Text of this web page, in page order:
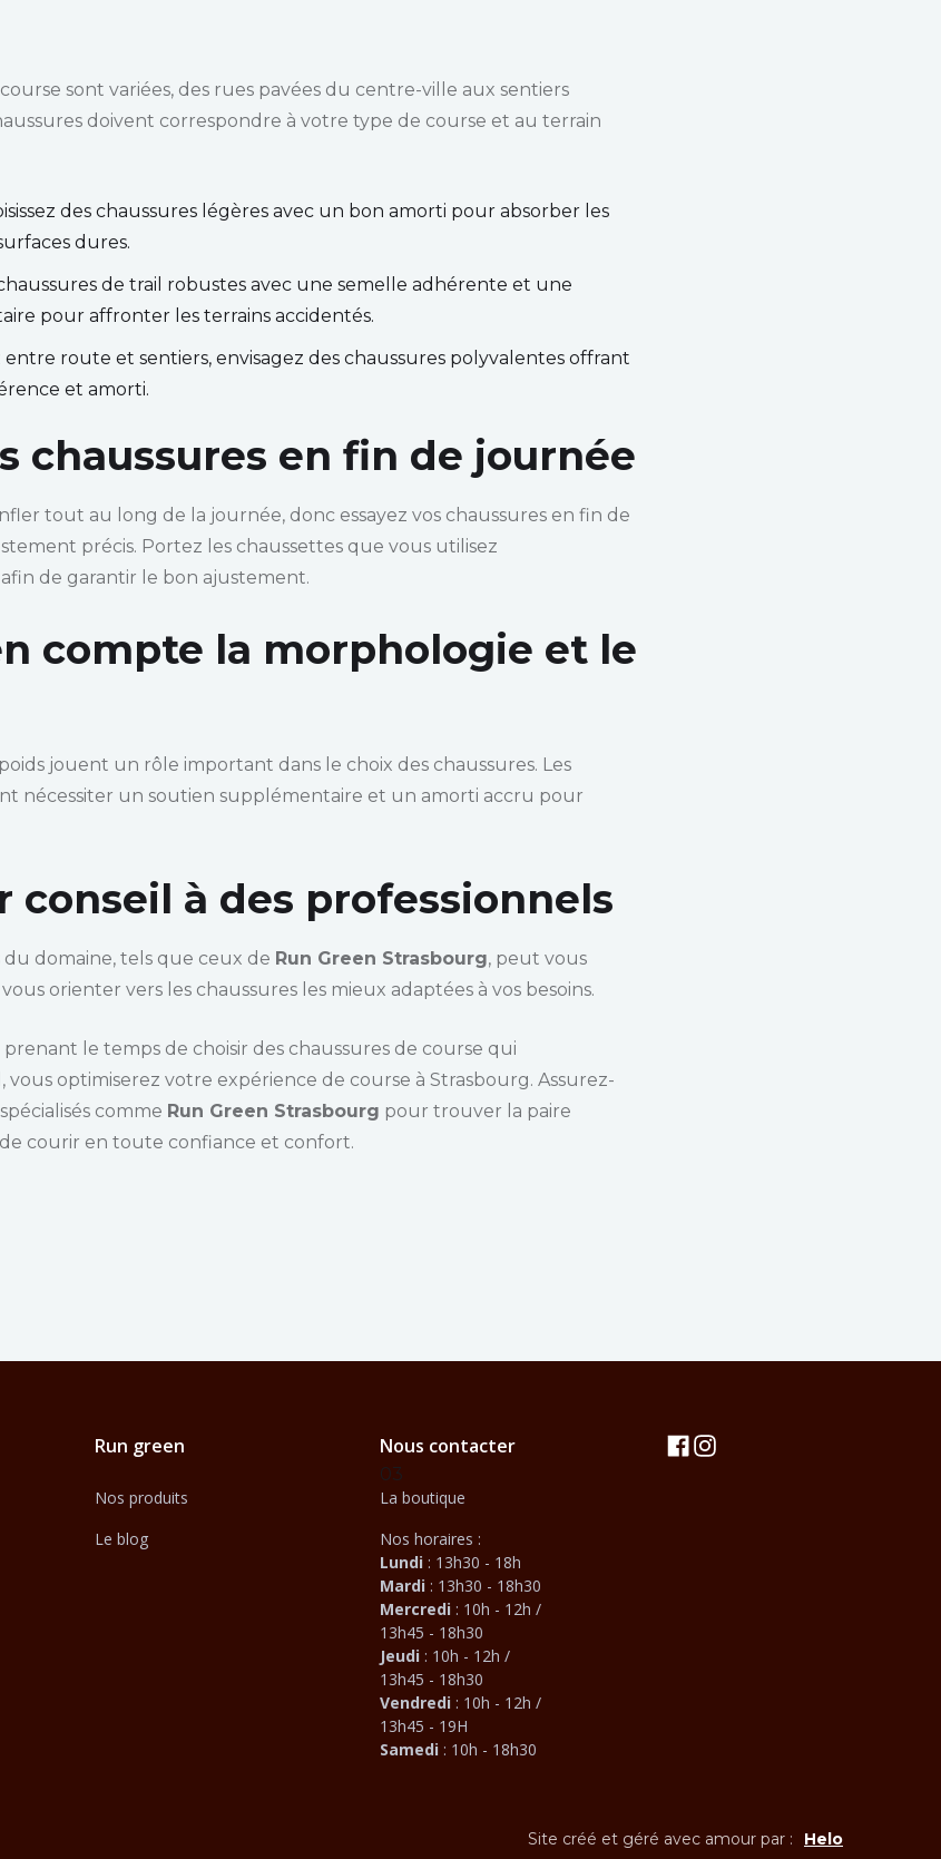
sont variées, des rues pavées du centre-ville aux sentiers
doivent correspondre à votre type de course et au terrain
des chaussures légères avec un bon amorti pour absorber les
dures.
de trail robustes avec une semelle adhérente et une
pour affronter les terrains accidentés.
entre route et sentiers, envisagez des chaussures polyvalentes offrant
et amorti.
chaussures en fin de journée
tout au long de la journée, donc essayez vos chaussures en fin de
précis. Portez les chaussettes que vous utilisez
de garantir le bon ajustement.
compte la morphologie et le
jouent un rôle important dans le choix des chaussures. Les
nécessiter un soutien supplémentaire et un amorti accru pour
conseil à des professionnels
du domaine, tels que ceux de Run Green Strasbourg, peut vous
orienter vers les chaussures les mieux adaptées à vos besoins.
prenant le temps de choisir des chaussures de course qui
optimiserez votre expérience de course à Strasbourg. Assurez-
comme Run Green Strasbourg pour trouver la paire
courir en toute confiance et confort.
Run green
Nos produits
Le blog
Nous contacter
03
La boutique
Nos horaires :
Lundi : 13h30 - 18h
Mardi : 13h30 - 18h30
Mercredi : 10h - 12h /
13h45 - 18h30
Jeudi : 10h - 12h /
13h45 - 18h30
Vendredi : 10h - 12h /
13h45 - 19H
Samedi : 10h - 18h30
Site créé et géré avec amour par : Helo